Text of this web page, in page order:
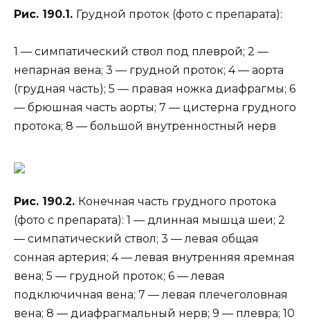
Рис. 190.1. Грудной проток (фото с препарата):
1 — симпатический ствол под плеврой; 2 —
непарная вена; 3 — грудной проток; 4 — аорта
(грудная часть); 5 — правая ножка диафрагмы; 6
— брюшная часть аорты; 7 — цистерна грудного
протока; 8 — большой внутренностный нерв
Рис. 190.2. Конечная часть грудного протока
(фото с препарата): 1 — длинная мышца шеи; 2
— симпатический ствол; 3 — левая общая
сонная артерия; 4 — левая внутренняя яремная
вена; 5 — грудной проток; 6 — левая
подключичная вена; 7 — левая плечеголовная
вена; 8 — диафрагмальный нерв; 9 — плевра; 10